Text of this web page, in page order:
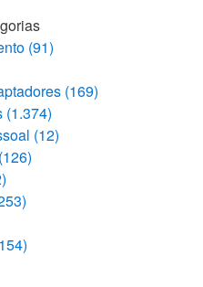
(91)
(169)
(1.374)
(12)
(126)